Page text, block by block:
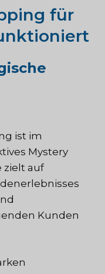
für
ist im
Mystery
zielt auf
Kunden